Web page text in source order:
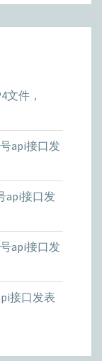
文件，
api接口发
api接口发
api接口发
接口发表